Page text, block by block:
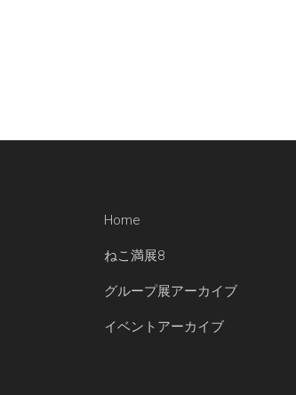
Home
ねこ満展8
グループ展アーカイブ
イベントアーカイブ